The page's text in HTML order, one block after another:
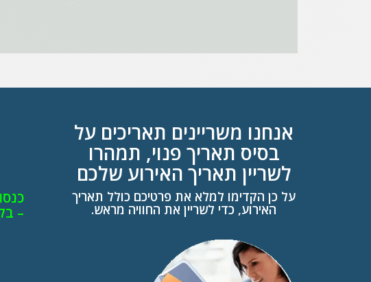
אנחנו משריינים תאריכים על
בסיס תאריך פנוי, תמהרו
לשריין תאריך האירוע שלכם
על כן הקדימו למלא את פרטיכם כולל תאריך
האירוע, כדי לשריין את החוויה מראש.
–